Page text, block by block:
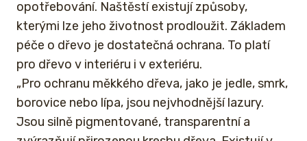
opotřebování. Naštěstí existují způsoby,
kterými lze jeho životnost prodloužit. Základem
péče o dřevo je dostatečná ochrana. To platí
pro dřevo v interiéru i v exteriéru.
„Pro ochranu měkkého dřeva, jako je jedle, smrk,
borovice nebo lípa, jsou nejvhodnější lazury.
Jsou silně pigmentované, transparentní a